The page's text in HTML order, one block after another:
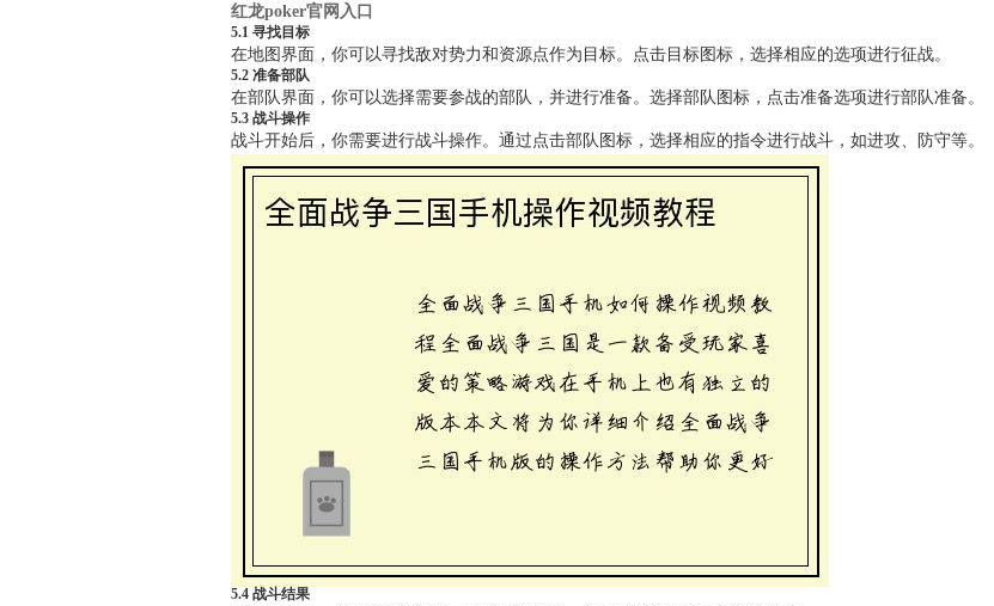
红龙poker官网入口
5.1 寻找目标
在地图界面，你可以寻找敌对势力和资源点作为目标。点击目标图标，选择相应的选项进行征战。
5.2 准备部队
在部队界面，你可以选择需要参战的部队，并进行准备。选择部队图标，点击准备选项进行部队准备。
5.3 战斗操作
战斗开始后，你需要进行战斗操作。通过点击部队图标，选择相应的指令进行战斗，如进攻、防守等。
5.4 战斗结果